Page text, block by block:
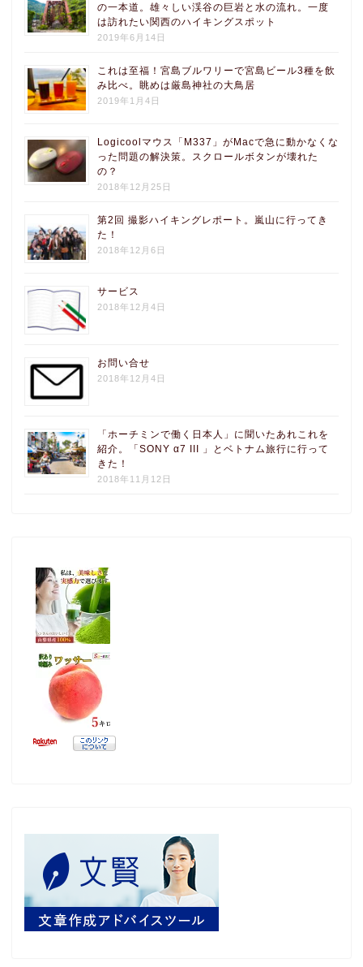
の一本道。雄々しい渓谷の巨岩と水の流れ。一度
は訪れたい関西のハイキングスポット
2019年6月14日
これは至福！宮島ブルワリーで宮島ビール3種を飲
み比べ。眺めは厳島神社の大鳥居
2019年1月4日
Logicoolマウス「M337」がMacで急に動かなくな
った問題の解決策。スクロールボタンが壊れた
の？
2018年12月25日
第2回 撮影ハイキングレポート。嵐山に行ってき
た！
2018年12月6日
サービス
2018年12月4日
お問い合せ
2018年12月4日
「ホーチミンで働く日本人」に聞いたあれこれを
紹介。「SONY α7 III 」とベトナム旅行に行って
きた！
2018年11月12日